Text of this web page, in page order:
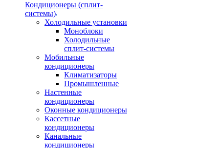
Кондиционеры (сплит-
системы)
Холодильные установки
Моноблоки
Холодильные
сплит-системы
Мобильные
кондиционеры
Климатизаторы
Промышленные
Настенные
кондиционеры
Оконные кондиционеры
Кассетные
кондиционеры
Канальные
кондиционеры